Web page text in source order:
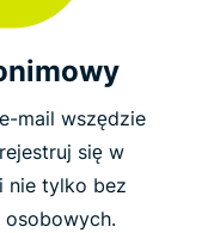
mail wszędzie
się w
nie tylko bez
osobowych.